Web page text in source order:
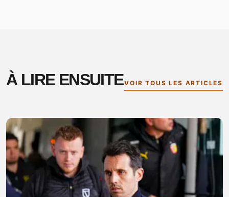
À LIRE ENSUITEVOIR TOUS LES ARTICLES